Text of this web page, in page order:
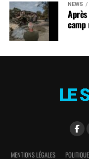
NEWS
MENTIONS LÉGALES